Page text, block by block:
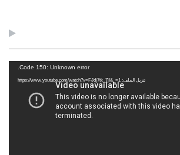
دار الإفتاءِ من الجهات المسؤولةِ على
بكل فتور، بل بمعارضة مِن وزيرِ العدل في
العام، عندما طُلب منه ذلك، وتعلَّلَ بأن
فيها المعايير المطلوبةُ للعدالةِ، أو شيء مِن
Code 150: Unknown error.
تنزيل الملف: https://www.youtube.com/watch?v=FJdj7tk_7jI&_=1